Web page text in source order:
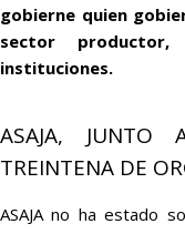
gobierne quien
sector
instituciones.
ASAJA, JUNTO
TREINTENA DE
ASAJA no ha estado